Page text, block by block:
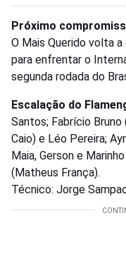
Próximo
O Mais Querido volta
para enfrentar o
segunda rodada do
Escalação do
Santos; Fabrício Bruno
Caio) e Léo Pereira;
Maia, Gerson e
(Matheus França).
Técnico: Jorge